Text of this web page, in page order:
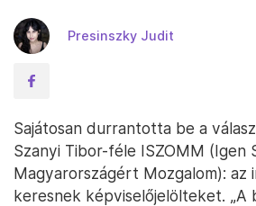
Presinszky Judit
Sajátosan durrantotta be a
Szanyi Tibor-féle ISZOMM (Igen
Magyarországért Mozgalom): az
keresnek képviselőjelölteket. „A